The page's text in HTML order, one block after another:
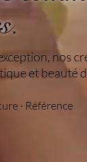
nos
et beauté
· Référence